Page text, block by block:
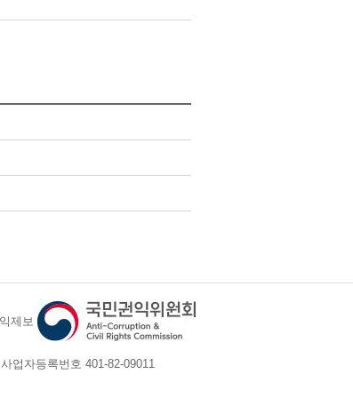
제보
업자등록번호 401-82-09011